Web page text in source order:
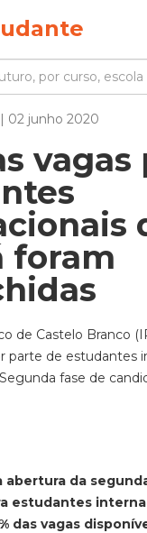
02 junho 2020
vagas
foram
de Castelo Branco
parte de estudantes
fase de
abertura da
estudantes
das vagas